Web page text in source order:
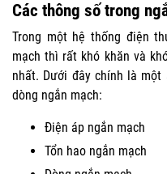
Các thông số trong
Trong một hệ thống điện
mạch thì rất khó khăn và
nhất. Dưới đây chính là
dòng ngắn mạch:
Điện áp ngắn mạch
Tổn hao ngắn mạch